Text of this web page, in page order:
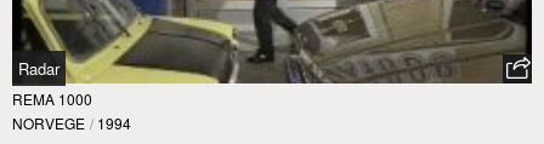
Radar
REMA 1000
NORVEGE / 1994